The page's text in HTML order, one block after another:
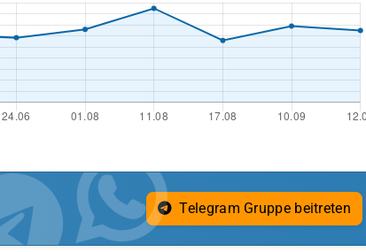
Telegram Gruppe beitreten